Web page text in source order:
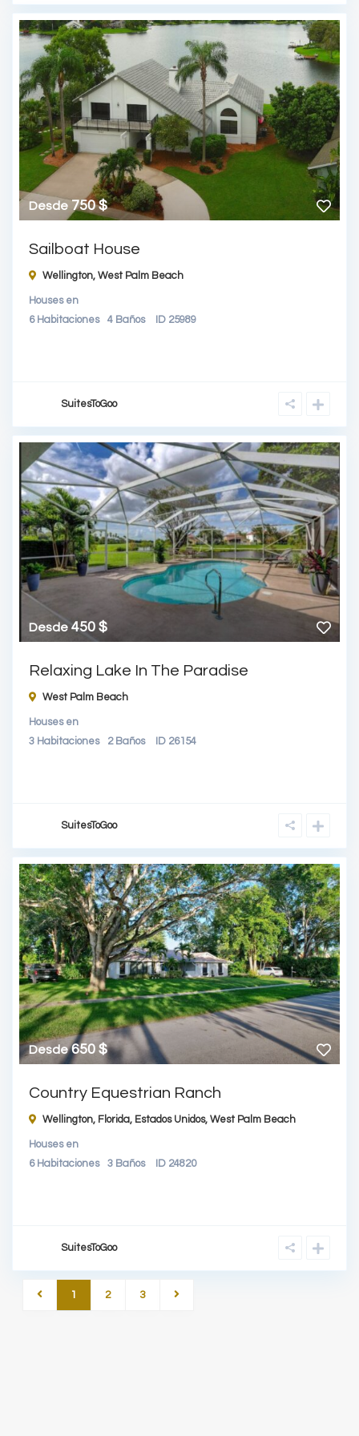
Desde750 $
Sailboat House
Wellington, West Palm Beach
Housesen
6 Habitaciones 4 Baños ID 25989
SuitesToGoo
Desde450 $
Relaxing Lake In The Paradise
West Palm Beach
Housesen
3 Habitaciones 2 Baños ID 26154
SuitesToGoo
Desde650 $
Country Equestrian Ranch
Wellington, Florida, Estados Unidos, West Palm Beach
Housesen
6 Habitaciones 3 Baños ID 24820
SuitesToGoo
1 2 3